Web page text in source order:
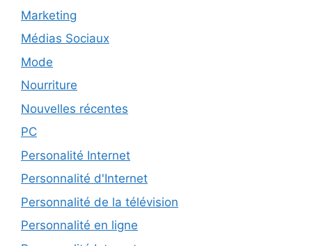
Marketing
Médias Sociaux
Mode
Nourriture
Nouvelles récentes
PC
Personalité Internet
Personnalité d'Internet
Personnalité de la télévision
Personnalité en ligne